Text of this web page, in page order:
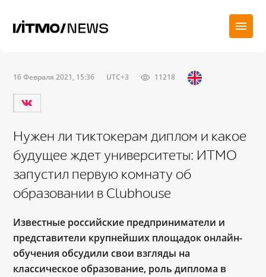
16 Февраля 2021, 15:36 UTC+3 11218
Нужен ли тиктокерам диплом и какое
будущее ждет университеты: ИТМО
запустил первую комнату об
образовании в Clubhouse
Известные российские предприниматели и
представители крупнейших площадок онлайн-
обучения обсудили свои взгляды на
классическое образование, роль диплома в